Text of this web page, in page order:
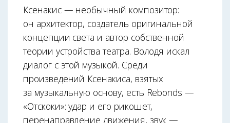
Ксенакис — необычный композитор:
он архитектор, создатель оригинальной
концепции света и автор собственной
теории устройства театра. Володя искал
диалог с этой музыкой. Среди
произведений Ксенакиса, взятых
за музыкальную основу, есть Rebonds —
«Отскоки»: удар и его рикошет,
перенаправление движения, звук —